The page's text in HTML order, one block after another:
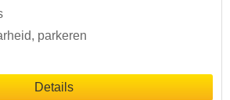
parkeren
Details